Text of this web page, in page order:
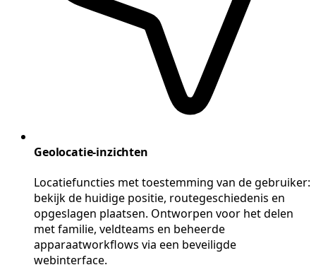
Geolocatie-inzichten
Locatiefuncties met toestemming van de gebruiker:
bekijk de huidige positie, routegeschiedenis en
opgeslagen plaatsen. Ontworpen voor het delen
met familie, veldteams en beheerde
apparaatworkflows via een beveiligde
webinterface.